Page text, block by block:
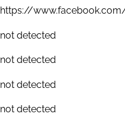
https://
not detected
not detected
not detected
not detected